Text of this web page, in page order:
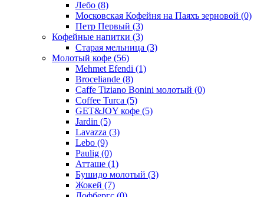
Лебо (8)
Московская Кофейня на Паяхъ зерновой (0)
Петр Первый (3)
Кофейные напитки (3)
Старая мельница (3)
Молотый кофе (56)
Mehmet Efendi (1)
Broceliande (8)
Caffe Tiziano Bonini молотый (0)
Coffee Turca (5)
GET&JOY кофе (5)
Jardin (5)
Lavazza (3)
Lebo (9)
Paulig (0)
Атташе (1)
Бушидо молотый (3)
Жокей (7)